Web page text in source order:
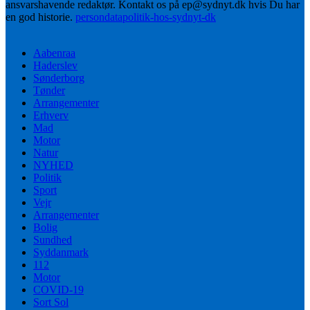
ansvarshavende redaktør. Kontakt os på ep@sydnyt.dk hvis Du har
en god historie. persondatapolitik-hos-sydnyt-dk
Aabenraa
Haderslev
Sønderborg
Tønder
Arrangementer
Erhverv
Mad
Motor
Natur
NYHED
Politik
Sport
Vejr
Arrangementer
Bolig
Sundhed
Syddanmark
112
Motor
COVID-19
Sort Sol